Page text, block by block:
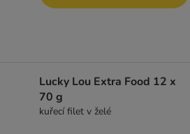
Lucky Lou Extra Food 12 x
70 g
kuřecí filet v želé